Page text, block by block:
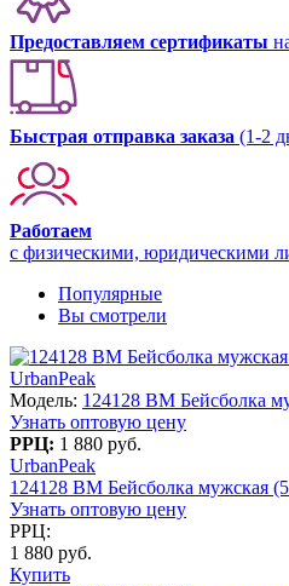
Предоставляем сертификаты
Быстрая отправка заказа (1-2
Работаем
с физическими, юридическими
Популярные
Вы смотрели
UrbanPeak
Модель: 124128 BM Бейсболка
Узнать оптовую цену
РРЦ: 1 880 руб.
UrbanPeak
124128 BM Бейсболка мужская
Узнать оптовую цену
РРЦ:
1 880 руб.
Купить